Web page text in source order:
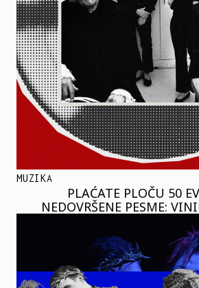
MUZIKA
PLAĆATE PLOČU 50
NEDOVRŠENE PESME: